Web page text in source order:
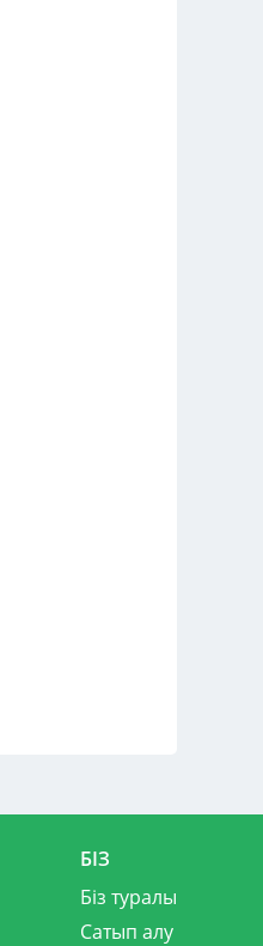
БІЗ
Біз туралы
Сатып алу